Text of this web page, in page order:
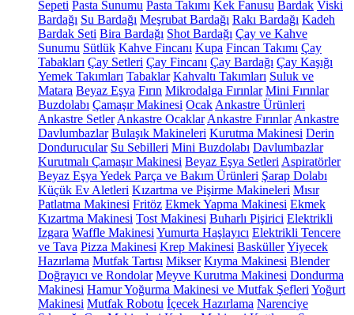
Sepeti Pasta Sunumu Pasta Takımı Kek Fanusu Bardak Viski
Bardağı Su Bardağı Meşrubat Bardağı Rakı Bardağı Kadeh
Bardak Seti Bira Bardağı Shot Bardağı Çay ve Kahve
Sunumu Sütlük Kahve Fincanı Kupa Fincan Takımı Çay
Tabakları Çay Setleri Çay Fincanı Çay Bardağı Çay Kaşığı
Yemek Takımları Tabaklar Kahvaltı Takımları Suluk ve
Matara Beyaz Eşya Fırın Mikrodalga Fırınlar Mini Fırınlar
Buzdolabı Çamaşır Makinesi Ocak Ankastre Ürünleri
Ankastre Setler Ankastre Ocaklar Ankastre Fırınlar Ankastre
Davlumbazlar Bulaşık Makineleri Kurutma Makinesi Derin
Dondurucular Su Sebilleri Mini Buzdolabı Davlumbazlar
Kurutmalı Çamaşır Makinesi Beyaz Eşya Setleri Aspiratörler
Beyaz Eşya Yedek Parça ve Bakım Ürünleri Şarap Dolabı
Küçük Ev Aletleri Kızartma ve Pişirme Makineleri Mısır
Patlatma Makinesi Fritöz Ekmek Yapma Makinesi Ekmek
Kızartma Makinesi Tost Makinesi Buharlı Pişirici Elektrikli
Izgara Waffle Makinesi Yumurta Haşlayıcı Elektrikli Tencere
ve Tava Pizza Makinesi Krep Makinesi BasküllerYiyecek
Hazırlama Mutfak Tartısı Mikser Kıyma Makinesi Blender
Doğrayıcı ve Rondolar Meyve Kurutma Makinesi Dondurma
Makinesi Hamur Yoğurma Makinesi ve Mutfak Şefleri Yoğurt
Makinesi Mutfak Robotu İçecek Hazırlama Narenciye